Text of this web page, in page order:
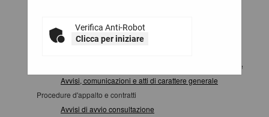
Verifica Anti-Robot
Clicca per iniziare
Privacy
Help desk operatori economici
Atti e documenti di carattere generale riferiti a tutte le procedure
Avvisi, comunicazioni e atti di carattere generale
Procedure d'appalto e contratti
Avvisi di avvio consultazione